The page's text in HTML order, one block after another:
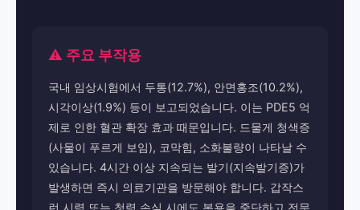
⚠️ 주요 부작용
국내 임상시험에서 두통(12.7%), 안면홍조(10.2%),
시각이상(1.9%) 등이 보고되었습니다. 이는 PDE5 억
제로 인한 혈관 확장 효과 때문입니다. 드물게 청색증
(사물이 푸르게 보임), 코막힘, 소화불량이 나타날 수
있습니다. 4시간 이상 지속되는 발기(지속발기증)가
발생하면 즉시 의료기관을 방문해야 합니다. 갑작스
런 시력 또는 청력 손실 시에도 복용을 중단하고 전문